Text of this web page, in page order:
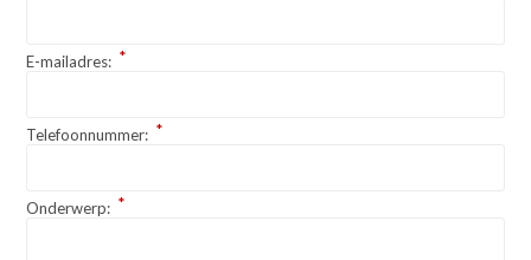
E-mailadres: *
Telefoonnummer: *
Onderwerp: *